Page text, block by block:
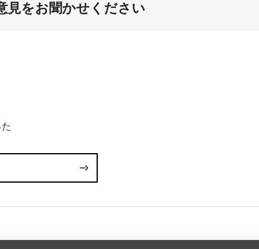
見をお聞かせください